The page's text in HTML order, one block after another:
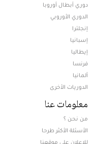
دوري أبطال أوروبا
الدوري الأوروبي
إنجلترا
إسبانيا
إيطاليا
فرنسا
ألمانيا
الدوريات الأخرى
معلومات عنا
من نحن ؟
الأسئلة الأكثر طرحا
للإعلان على موقعنا